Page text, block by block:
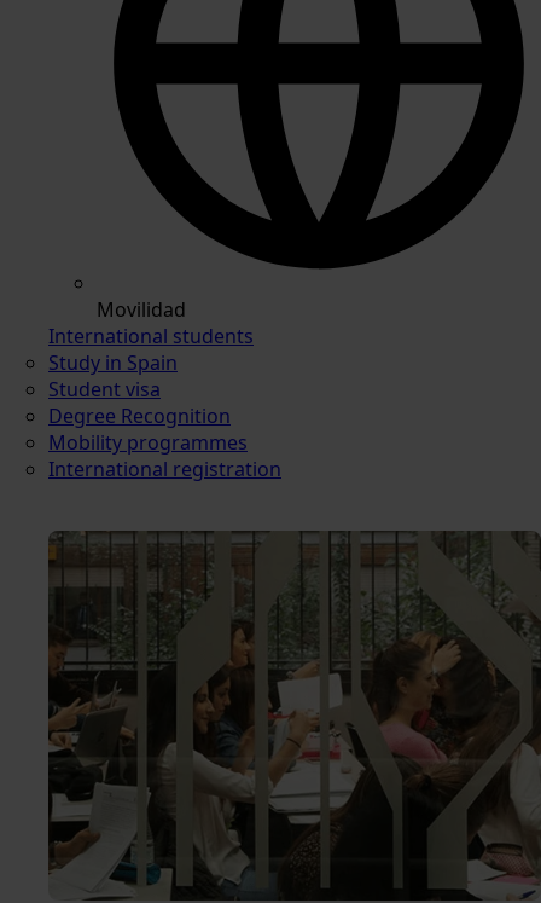
Movilidad
International students
Study in Spain
Student visa
Degree Recognition
Mobility programmes
International registration